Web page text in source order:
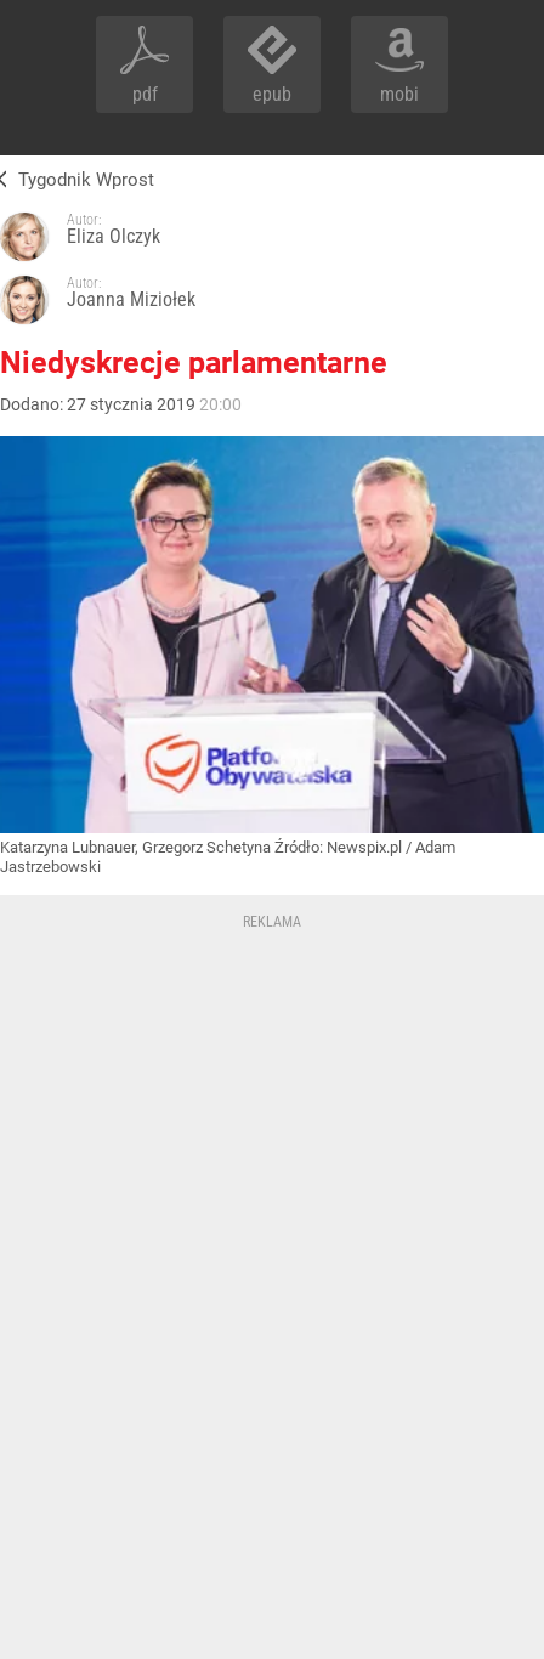
pdf epub mobi
Tygodnik Wprost
Autor:
Eliza Olczyk
Autor:
Joanna Miziołek
Niedyskrecje parlamentarne
Dodano:27 stycznia 2019 20:00
Katarzyna Lubnauer, Grzegorz Schetyna Źródło: Newspix.pl / Adam
Jastrzebowski